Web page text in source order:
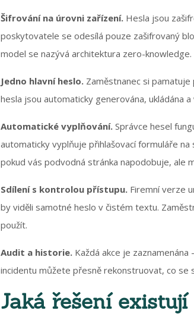
Šifrování na úrovni zařízení. Hesla jsou
poskytovatele se odesílá pouze zašifrovaný
model se nazývá architektura zero-knowledge.
Jedno hlavní heslo. Zaměstnanec si
hesla jsou automaticky generována, ukládána
Automatické vyplňování. Správce hesel
automaticky vyplňuje přihlašovací formuláře
pokud vás podvodná stránka napodobuje, ale
Sdílení s kontrolou přístupu. Firemní verze
by viděli samotné heslo v čistém textu.
použít.
Audit a historie. Každá akce je
incidentu můžete přesně rekonstruovat, co se
Jaká řešení